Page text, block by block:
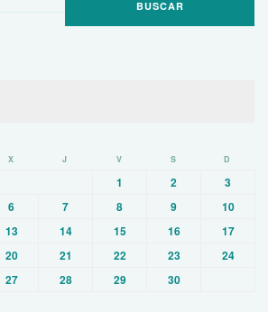
X J V S D
1 2
3
6 7 8 9
10
13 14 15 16
17
20 21 22 23
24
27 28 29 30